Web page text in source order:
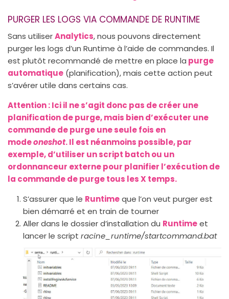
PURGER LES LOGS VIA COMMANDE DE RUNTIME
Sans utiliserAnalytics, nous pouvons directement
purger les logs d’un Runtime à l’aide de commandes. Il
est plutôt recommandé de mettre en place la purge
automatique (planification), mais cette action peut
s’avérer utile dans certains cas.
Attention : Ici il ne s’agit donc pas de créer une
planification de purge, mais bien d’exécuter une
commande de purge une seule fois en
modeoneshot. Il est néanmoins possible, par
exemple, d’utiliser un script batch ou un
ordonnanceur externe pour planifier l’exécution de
la commande de purge tous les X temps.
S’assurer que le Runtimeque l’on veut purger est
bien démarré et en train de tourner
Aller dans le dossier d’installation du Runtimeet
lancer le script racine_runtime/startcommand.bat